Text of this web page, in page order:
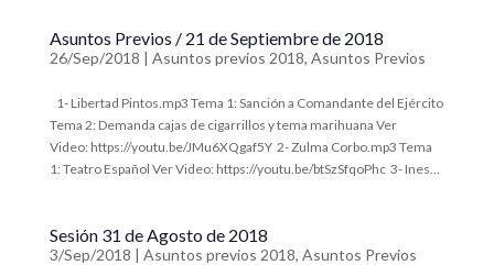
Asuntos Previos / 21 de Septiembre de 2018
26/Sep/2018 | Asuntos previos 2018, Asuntos Previos
1- Libertad Pintos.mp3 Tema 1: Sanción a Comandante del Ejército
Tema 2: Demanda cajas de cigarrillos y tema marihuana Ver
Video: https://youtu.be/JMu6XQgaf5Y 2- Zulma Corbo.mp3 Tema
1: Teatro Español Ver Video: https://youtu.be/btSzSfqoPhc 3- Ines...
Sesión 31 de Agosto de 2018
3/Sep/2018 | Asuntos previos 2018, Asuntos Previos